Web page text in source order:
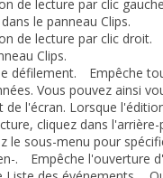
de lecture par clic
le panneau Clips.
de lecture par clic droit.
Clips.
défilement. Empêche
Vous pouvez ainsi
de l'écran. Lorsque
cliquez dans
le sous-menu pour
. Empêche l'ouverture